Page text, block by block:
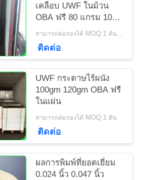
เคลือบ UWF ในม้วน
OBA ฟรี 80 แกรม 100
แกรม 120 แกรม
สามารถต่อรองได้ MOQ:1 ตันสำหรับขนาดทั่วไปและ 10 ตันสำหรับขนาดพิเศษ
ติดต่อ
UWF กระดาษไร้ผนัง
100gm 120gm OBA ฟรี
ในแผ่น
สามารถต่อรองได้ MOQ:1 ตัน
ติดต่อ
ผลการพิมพ์ที่ยอดเยี่ยม
0.024 นิ้ว 0.047 นิ้ว